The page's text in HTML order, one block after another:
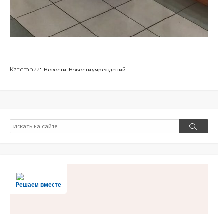
Категории: Новости Новости учреждений
Поиск
Поиск
Решаем вместе